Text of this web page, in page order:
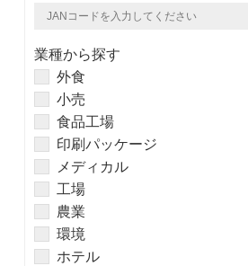
業種から探す
外食
小売
食品工場
印刷パッケージ
メディカル
工場
農業
環境
ホテル